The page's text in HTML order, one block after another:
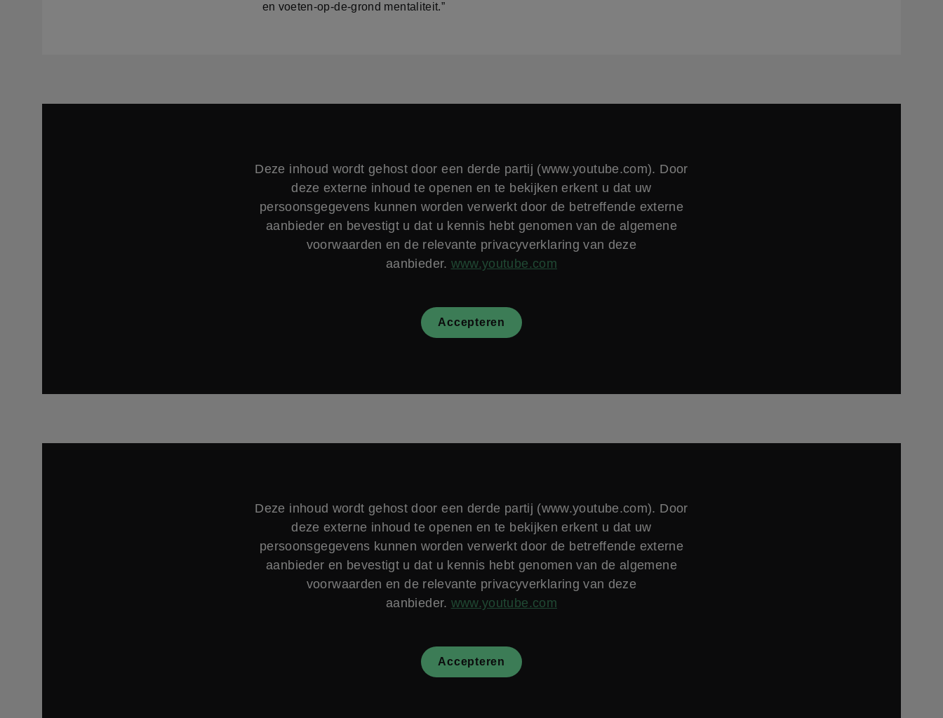
en voeten-op-de-grond mentaliteit.”
Deze inhoud wordt gehost door een derde partij (www.youtube.com). Door
deze externe inhoud te openen en te bekijken erkent u dat uw
persoonsgegevens kunnen worden verwerkt door de betreffende externe
aanbieder en bevestigt u dat u kennis hebt genomen van de algemene
voorwaarden en de relevante privacyverklaring van deze
aanbieder. www.youtube.com
Accepteren
Deze inhoud wordt gehost door een derde partij (www.youtube.com). Door
deze externe inhoud te openen en te bekijken erkent u dat uw
persoonsgegevens kunnen worden verwerkt door de betreffende externe
aanbieder en bevestigt u dat u kennis hebt genomen van de algemene
voorwaarden en de relevante privacyverklaring van deze
aanbieder. www.youtube.com
Accepteren